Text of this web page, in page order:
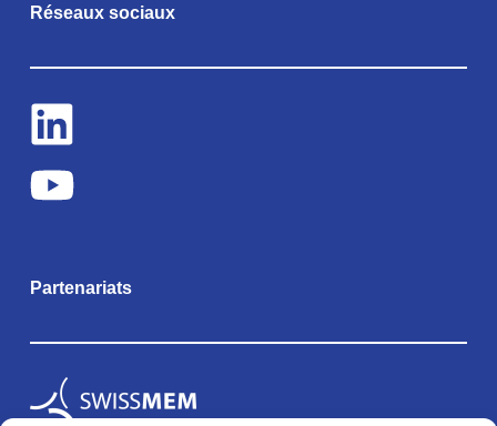
Réseaux sociaux
Partenariats